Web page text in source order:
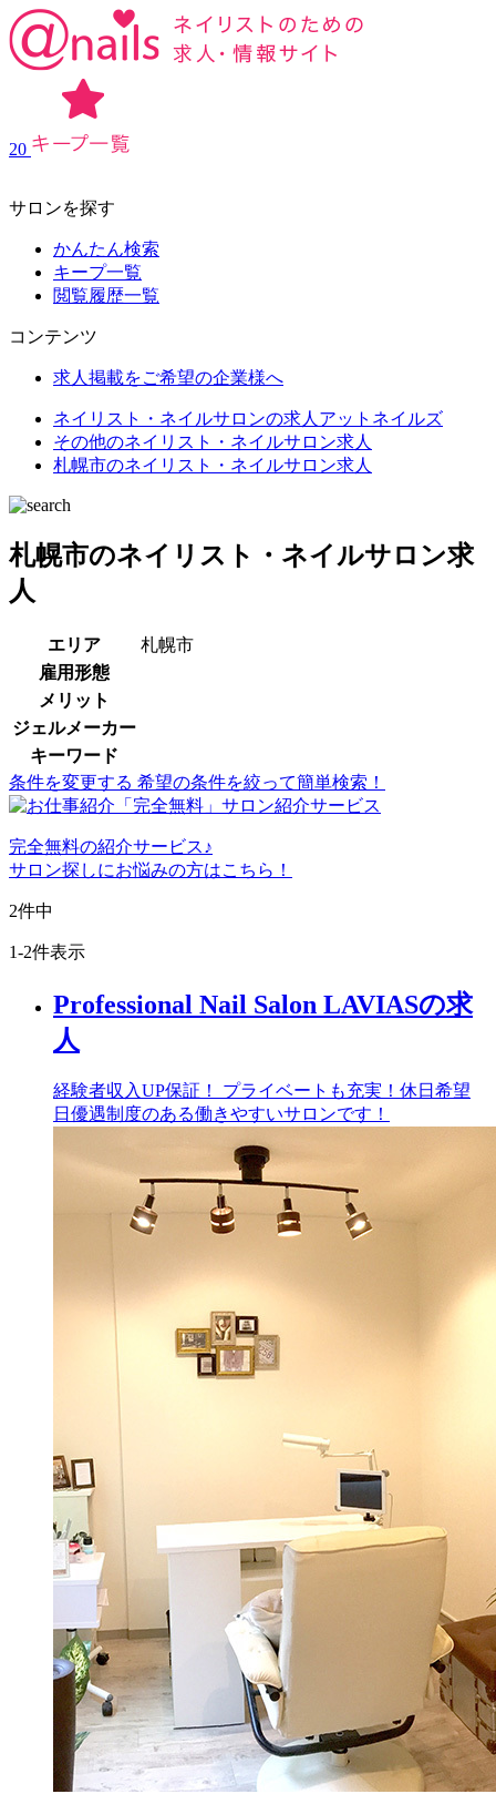
20
サロンを探す
かんたん検索
キープ一覧
閲覧履歴一覧
コンテンツ
求人掲載をご希望の企業様へ
ネイリスト・ネイルサロンの求人アットネイルズ
その他のネイリスト・ネイルサロン求人
札幌市のネイリスト・ネイルサロン求人
札幌市のネイリスト・ネイルサロン求
人
エリア
札幌市
雇用形態
メリット
ジェルメーカー
キーワード
条件を変更する 希望の条件を絞って簡単検索！
完全無料の紹介サービス♪
サロン探しにお悩みの方はこちら！
2件中
1-2件表示
Professional Nail Salon LAVIASの求
人
経験者収入UP保証！ プライベートも充実！休日希望
日優遇制度のある働きやすいサロンです！